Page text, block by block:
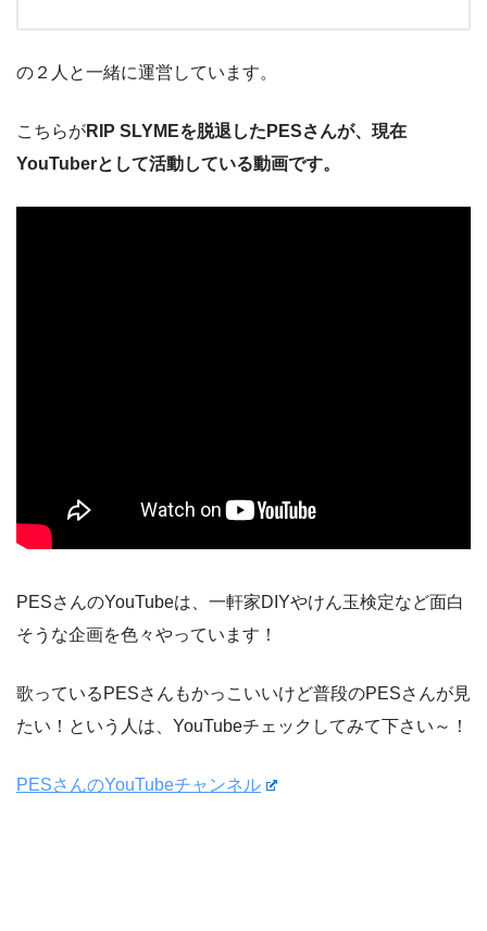
の２人と一緒に運営しています。
こちらがRIP SLYMEを脱退したPESさんが、現在
YouTuberとして活動している動画です。
PESさんのYouTubeは、一軒家DIYやけん玉検定など面白
そうな企画を色々やっています！
歌っているPESさんもかっこいいけど普段のPESさんが見
たい！という人は、YouTubeチェックしてみて下さい～！
PESさんのYouTubeチャンネル